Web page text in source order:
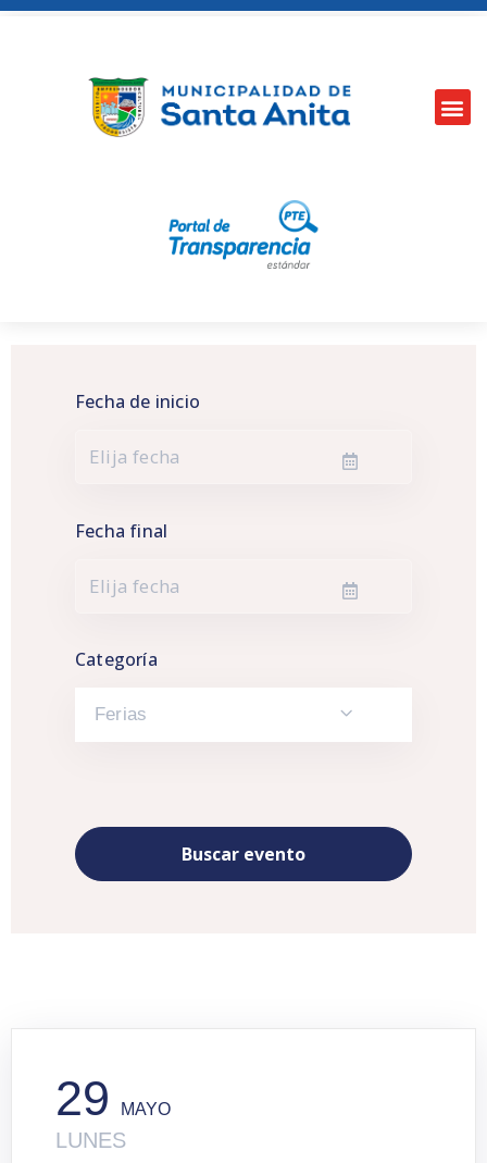
Fecha de inicio
Fecha final
Categoría
Ferias
29MAYO
LUNES